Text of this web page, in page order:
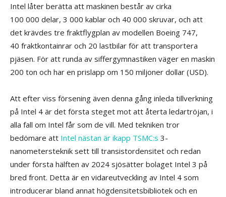
Intel låter berätta att maskinen består av cirka
100 000 delar, 3 000 kablar och 40 000 skruvar, och att
det krävdes tre fraktflygplan av modellen Boeing 747,
40 fraktkontainrar och 20 lastbilar för att transportera
pjäsen. För att runda av siffergymnastiken väger en maskin
200 ton och har en prislapp om 150 miljoner dollar (USD).
Att efter viss försening även denna gång inleda tillverkning
på Intel 4 är det första steget mot att återta ledartröjan, i
alla fall om Intel får som de vill. Med tekniken tror
bedömare att Intel nästan är ikapp TSMC:s 3-
nanometersteknik sett till transistordensitet och redan
under första hälften av 2024 sjösätter bolaget Intel 3 på
bred front. Detta är en vidareutveckling av Intel 4 som
introducerar bland annat högdensitetsbibliotek och en